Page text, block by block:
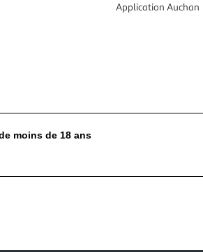
Application Auchan
moins de 18 ans